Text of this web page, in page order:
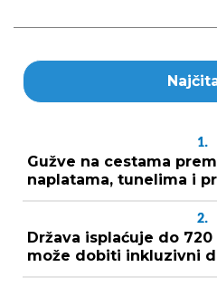
1.
Gužve na cestama
naplatama, tunelima i
2.
Država isplaćuje do
može dobiti inkluzivni